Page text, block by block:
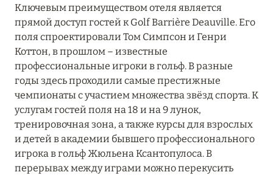
Ключевым преимуществом отеля является
прямой доступ гостей к Golf Barrière Deauville. Его
поля спроектировали Том Симпсон и Генри
Коттон, в прошлом – известные
профессиональные игроки в гольф. В разные
годы здесь проходили самые престижные
чемпионаты с участием множества звёзд спорта. К
услугам гостей поля на 18 и на 9 лунок,
тренировочная зона, а также курсы для взрослых
и детей в академии бывшего профессионального
игрока в гольф Жюльена Ксантопулоса. В
перерывах между играми можно перекусить